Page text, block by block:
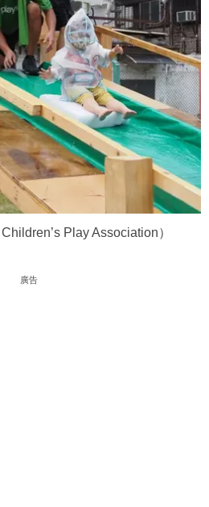
Play Association）
廣告